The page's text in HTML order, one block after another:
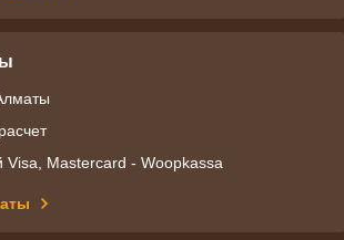
Visa, Mastercard - Woopkassa